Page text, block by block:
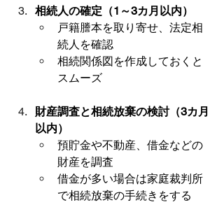
相続人の確定（1～3カ月以内）
戸籍謄本を取り寄せ、法定相
続人を確認
相続関係図を作成しておくと
スムーズ
財産調査と相続放棄の検討（3カ月
以内）
預貯金や不動産、借金などの
財産を調査
借金が多い場合は家庭裁判所
で相続放棄の手続きをする